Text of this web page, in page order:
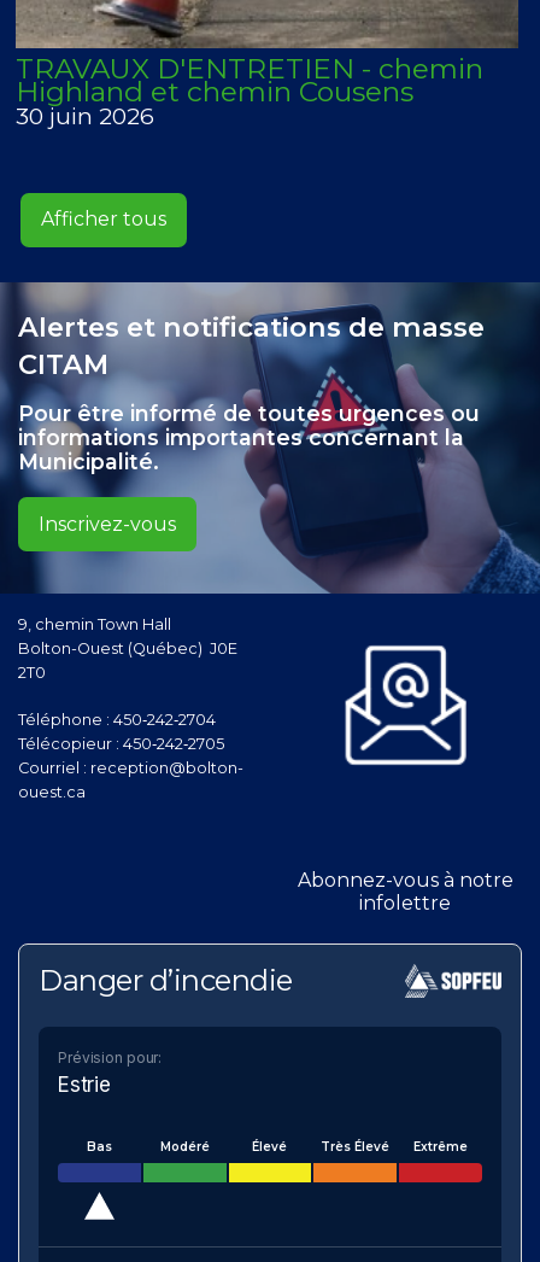
TRAVAUX D'ENTRETIEN - chemin
Highland et chemin Cousens
30 juin 2026
Afficher tous
Alertes et notifications de masse
CITAM
Pour être informé de toutes urgences ou
informations importantes concernant la
Municipalité.
Inscrivez-vous
9, chemin Town Hall
Bolton-Ouest (Québec) J0E
2T0
Téléphone : 450‑242‑2704
Télécopieur : 450‑242‑2705
Courriel : reception@bolton-
ouest.ca
Abonnez-vous à notre
infolettre
Danger d’incendie
Prévision pour:
Estrie
Bas Modéré Élevé Très Élevé Extrême